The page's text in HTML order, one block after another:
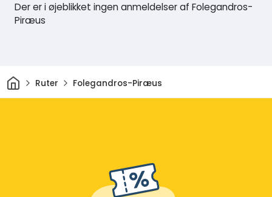
Der er i øjeblikket ingen anmeldelser af Folegandros-
Piræus
HjemRuter Folegandros-Piræus